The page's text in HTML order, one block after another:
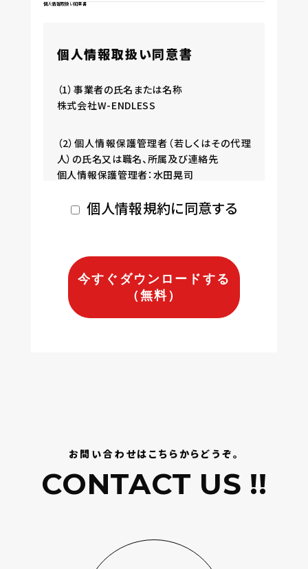
個人情報取扱い同意書
個人情報取扱い同意書
（1）事業者の氏名または名称
株式会社W-ENDLESS
（2）個人情報保護管理者（若しくはその代理
人）の氏名又は職名、所属及び連絡先
個人情報保護管理者：水田晃司
する情報提供、採用可否判断、採用業務に関
する連絡など）
（4）個人情報の第三者提供について
果
能性があります。
個人情報規約に同意する
今すぐダウンロードする
（無料）
お問い合わせはこちらからどうぞ。
CONTACT US !!